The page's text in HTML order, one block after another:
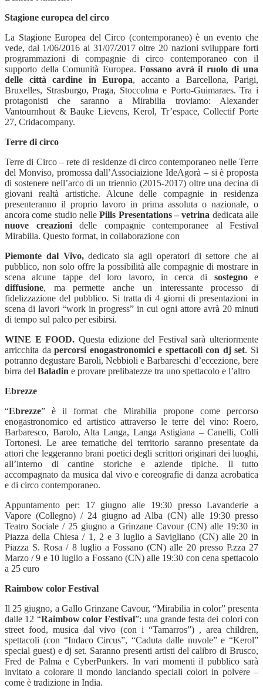
Stagione europea del circo
La Stagione Europea del Circo (contemporaneo) è un evento che
vede, dal 1/06/2016 al 31/07/2017 oltre 20 nazioni sviluppare forti
programmazioni di compagnie di circo contemporaneo con il
supporto della Comunità Europea.Fossano avrà il ruolo di una
delle città cardine in Europa, accanto a Barcellona, Parigi,
Bruxelles, Strasburgo, Praga, Stoccolma e Porto-Guimaraes. Tra i
protagonisti che saranno a Mirabilia troviamo: Alexander
Vantournhout & Bauke Lievens, Kerol, Tr’espace, Collectif Porte
27, Cridacompany.
Terre di circo
Terre di Circo – rete di residenze di circo contemporaneo nelle Terre
del Monviso, promossa dall’Associaizione IdeAgorà – si è proposta
di sostenere nell’arco di un triennio (2015-2017) oltre una decina di
giovani realtà artistiche. Alcune delle compagnie in residenza
presenteranno il proprio lavoro in prima assoluta o nazionale, o
ancora come studio nellePills Presentations –vetrina dedicata alle
nuove creazioni delle compagnie contemporanee al Festival
Mirabilia. Questo format, in collaborazione con
Piemonte dal Vivo,dedicato sia agli operatori di settore che al
pubblico, non solo offre la possibilità alle compagnie di mostrare in
scena alcune tappe del loro lavoro, in cerca di sostegnoe
diffusione, ma permette anche un interessante processo di
fidelizzazione del pubblico. Si tratta di 4 giorni di presentazioni in
scena di lavori “work in progress” in cui ogni attore avrà 20 minuti
di tempo sul palco per esibirsi.
WINE E FOOD. Questa edizione del Festival sarà ulteriormente
arricchita dapercorsi enogastronomici e spettacoli con dj set. Si
potranno degustare Baroli, Nebbioli e Barbareschi d’eccezione, bere
birra del Baladin e provare prelibatezze tra uno spettacolo e l’altro
Ebrezze
“Ebrezze” è il format che Mirabilia propone come percorso
enogastronomico ed artistico attraverso le terre del vino: Roero,
Barbaresco, Barolo, Alta Langa, Langa Astigiana – Canelli, Colli
Tortonesi. Le aree tematiche del territorio saranno presentate da
attori che leggeranno brani poetici degli scrittori originari dei luoghi,
all’interno di cantine storiche e aziende tipiche. Il tutto
accompagnato da musica dal vivo e coreografie di danza acrobatica
e di circo contemporaneo.
Appuntamento per: 17 giugno alle 19:30 presso Lavanderie a
Vapore (Collegno) / 24 giugno ad Alba (CN) alle 19:30 presso
Teatro Sociale / 25 giugno a Grinzane Cavour (CN) alle 19:30 in
Piazza della Chiesa / 1, 2 e 3 luglio a Savigliano (CN) alle 20 in
Piazza S. Rosa / 8 luglio a Fossano (CN) alle 20 presso P.zza 27
Marzo / 9 e 10 luglio a Fossano (CN) alle 19:30 con cena spettacolo
a 25 euro
Raimbow color Festival
Il 25 giugno, a Gallo Grinzane Cavour, “Mirabilia in color” presenta
dalle 12 “Raimbow color Festival”: una grande festa dei colori con
street food, musica dal vivo (con i “Tamarros”) , area children,
spettacoli (con “Indaco Circus”, “Caduta dalle nuvole” e “Kerol”
special guest) e dj set. Saranno presenti artisti del calibro di Brusco,
Fred de Palma e CyberPunkers. In vari momenti il pubblico sarà
invitato a colorare il mondo lanciando speciali colori in polvere –
come è tradizione in India.